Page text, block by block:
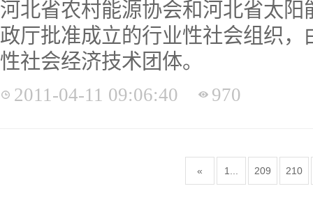
河北省农村能源协会和河北省太
政厅批准成立的行业性社会组织
性社会经济技术团体。
2011-04-11 09:06:40 970
« 1... 209 210